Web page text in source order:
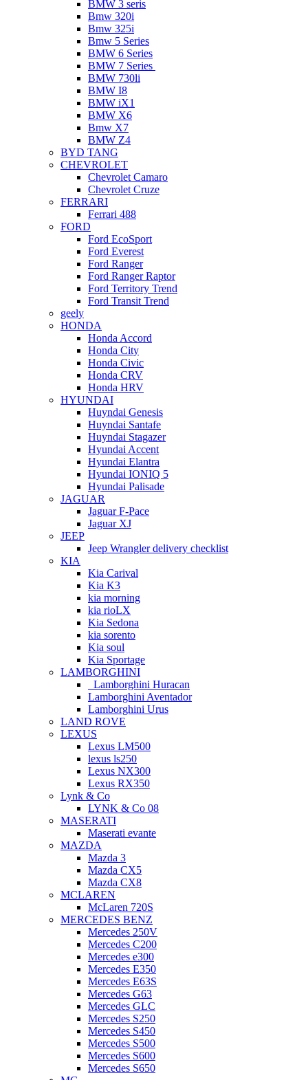
BMW 3 seris
Bmw 320i
Bmw 325i
Bmw 5 Series
BMW 6 Series
BMW 7 Series
BMW 730li
BMW I8
BMW iX1
BMW X6
Bmw X7
BMW Z4
BYD TANG
CHEVROLET
Chevrolet Camaro
Chevrolet Cruze
FERRARI
Ferrari 488
FORD
Ford EcoSport
Ford Everest
Ford Ranger
Ford Ranger Raptor
Ford Territory Trend
Ford Transit Trend
geely
HONDA
Honda Accord
Honda City
Honda Civic
Honda CRV
Honda HRV
HYUNDAI
Huyndai Genesis
Huyndai Santafe
Huyndai Stagazer
Hyundai Accent
Hyundai Elantra
Hyundai IONIQ 5
Hyundai Palisade
JAGUAR
Jaguar F-Pace
Jaguar XJ
JEEP
Jeep Wrangler delivery checklist
KIA
Kia Carival
Kia K3
kia morning
kia rioLX
Kia Sedona
kia sorento
Kia soul
Kia Sportage
LAMBORGHINI
Lamborghini Huracan
Lamborghini Aventador
Lamborghini Urus
LAND ROVE
LEXUS
Lexus LM500
lexus ls250
Lexus NX300
Lexus RX350
Lynk & Co
LYNK & Co 08
MASERATI
Maserati evante
MAZDA
Mazda 3
Mazda CX5
Mazda CX8
MCLAREN
McLaren 720S
MERCEDES BENZ
Mercedes 250V
Mercedes C200
Mercedes e300
Mercedes E350
Mercedes E63S
Mercedes G63
Mercedes GLC
Mercedes S250
Mercedes S450
Mercedes S500
Mercedes S600
Mercedes S650